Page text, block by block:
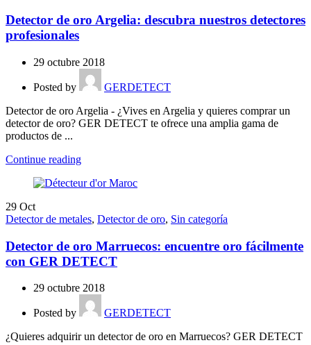
Detector de oro Argelia: descubra nuestros detectores
profesionales
29 octubre 2018
Posted by
GERDETECT
Detector de oro Argelia - ¿Vives en Argelia y quieres comprar un
detector de oro? GER DETECT te ofrece una amplia gama de
productos de ...
Continue reading
29 Oct
Detector de metales, Detector de oro, Sin categoría
Detector de oro Marruecos: encuentre oro fácilmente
con GER DETECT
29 octubre 2018
Posted by
GERDETECT
¿Quieres adquirir un detector de oro en Marruecos? GER DETECT